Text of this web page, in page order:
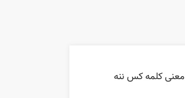
معنی کلمه کس ننه